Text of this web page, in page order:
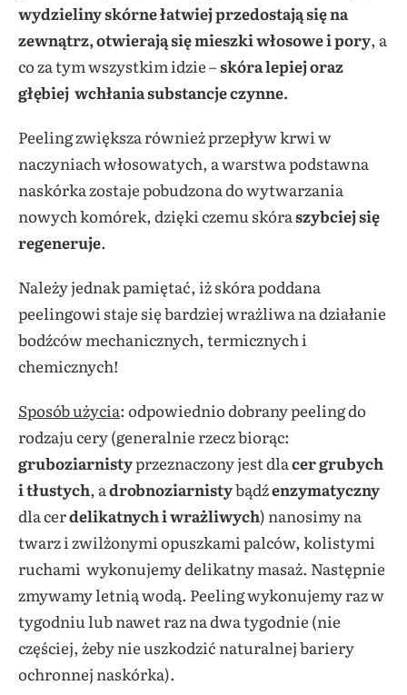
wydzieliny skórne łatwiej przedostają się na
zewnątrz, otwierają się mieszki włosowe i pory, a
co za tym wszystkim idzie –skóra lepiej oraz
głębiej wchłania substancje czynne.
Peeling zwiększa również przepływ krwi w
naczyniach włosowatych, a warstwa podstawna
naskórka zostaje pobudzona do wytwarzania
nowych komórek, dzięki czemu skóraszybciej się
regeneruje.
Należy jednak pamiętać, iż skóra poddana
peelingowi staje się bardziej wrażliwa na działanie
bodźców mechanicznych, termicznych i
chemicznych!
Sposób użycia: odpowiednio dobrany peeling do
rodzaju cery (generalnie rzecz biorąc:
gruboziarnistyprzeznaczony jest dlacer grubych
i tłustych, adrobnoziarnistybądźenzymatyczny
dla cerdelikatnych i wrażliwych) nanosimy na
twarz i zwilżonymi opuszkami palców, kolistymi
ruchami wykonujemy delikatny masaż. Następnie
zmywamy letnią wodą. Peeling wykonujemy raz w
tygodniu lub nawet raz na dwa tygodnie (nie
częściej, żeby nie uszkodzić naturalnej bariery
ochronnej naskórka).